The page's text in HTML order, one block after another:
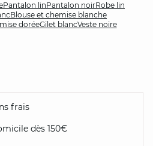
Pantalon linPantalon noirRobe lin
Blouse et chemise blanche
doréeGilet blancVeste noire
frais
dès 150€